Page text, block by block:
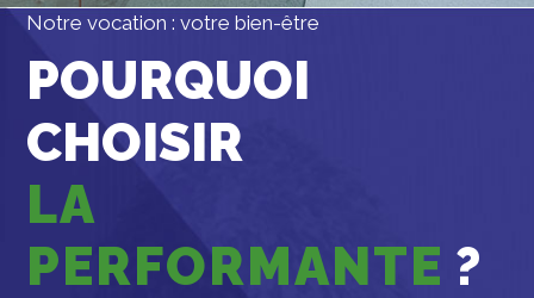
Notre vocation : votre bien-être
POURQUOI
CHOISIR
LA
PERFORMANTE ?